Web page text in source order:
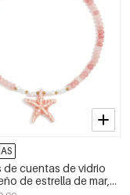
de cuentas de vidrio
de estrella de mar,